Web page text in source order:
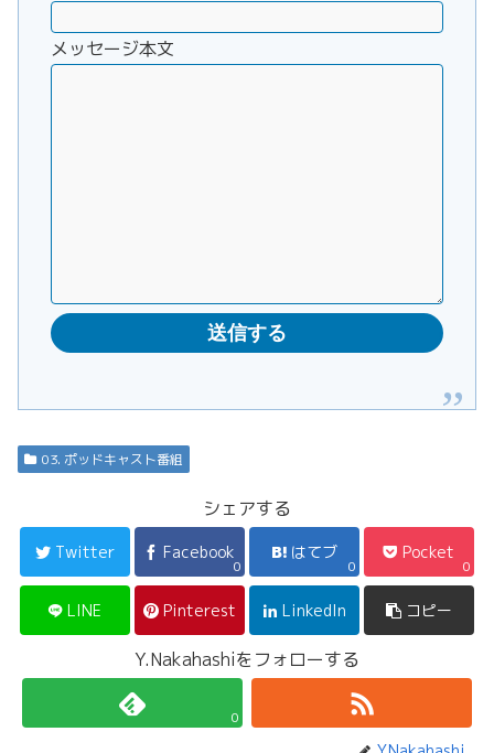
メッセージ本文
03. ポッドキャスト番組
シェアする
Twitter Facebook
0
はてブ
0
Pocket
0
LINE Pinterest LinkedIn コピー
Y.Nakahashiをフォローする
0